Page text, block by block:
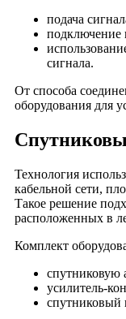
деревня Горки
деревня Гулынки
деревня Добрянка
деревня
деревня Желобова
деревня Каменка
деревня Курино
деревня Кучино
деревня Макеево
деревня Малино
деревня Малое
подача
подключение
сигнала.
От способа
оборудования для
Технология
кабельной сети,
Такое решение
расположенных в
Комплект
спутниковую
усилитель-
спутниковый